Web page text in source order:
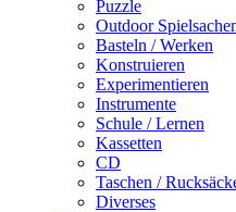
Puzzle
Outdoor
Basteln / Werken
Konstruieren
Experimentieren
Instrumente
Schule / Lernen
Kassetten
CD
Taschen /
Diverses